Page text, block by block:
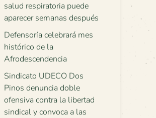
salud respiratoria puede
aparecer semanas después
Defensoría celebrará mes
histórico de la
Afrodescendencia
Sindicato UDECO Dos
Pinos denuncia doble
ofensiva contra la libertad
sindical y convoca a las